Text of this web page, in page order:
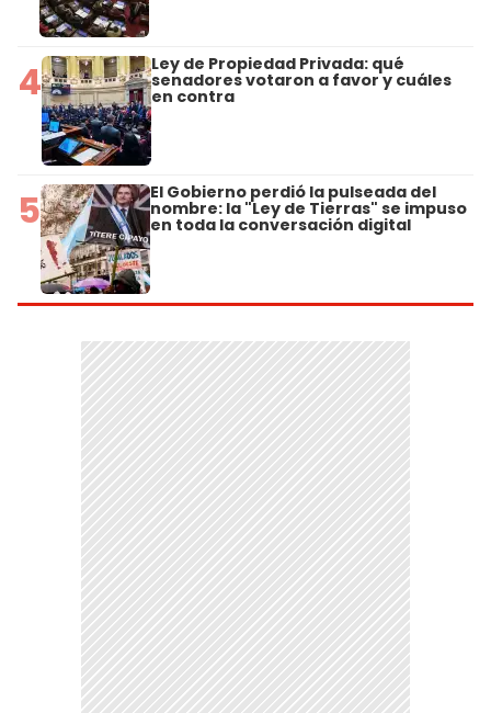
4 Ley de Propiedad Privada: qué
senadores votaron a favor y cuáles
en contra
5 El Gobierno perdió la pulseada del
nombre: la "Ley de Tierras" se impuso
en toda la conversación digital